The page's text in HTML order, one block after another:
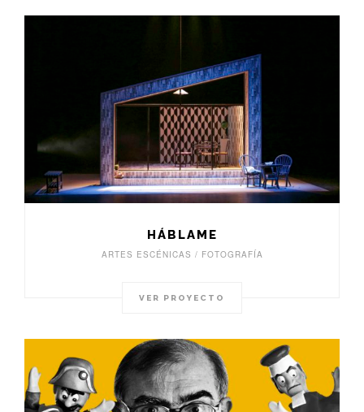
HÁBLAME
ARTES ESCÉNICAS / FOTOGRAFÍA
VER PROYECTO